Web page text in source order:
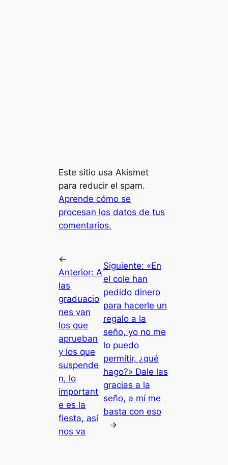
Este sitio usa Akismet
para reducir el spam.
Aprende cómo se
procesan los datos de tus
comentarios.
←
Anterior: A
las
graduacio
nes van
los que
aprueban
y los que
suspende
n, lo
important
e es la
fiesta, así
nos va
Siguiente: «En
el cole han
pedido dinero
para hacerle un
regalo a la
seño, yo no me
lo puedo
permitir, ¿qué
hago?» Dale las
gracias a la
seño, a mí me
basta con eso
→